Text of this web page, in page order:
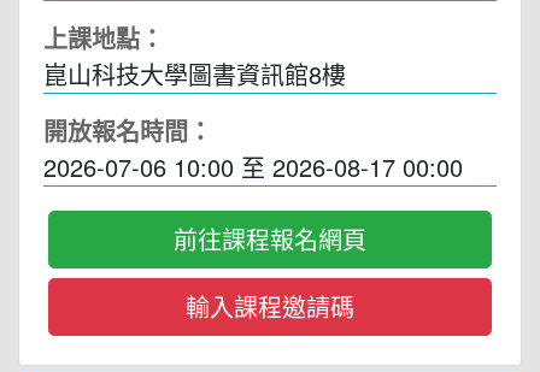
上課地點：
崑山科技大學圖書資訊館8樓
開放報名時間：
2026-07-06 10:00 至 2026-08-17 00:00
前往課程報名網頁